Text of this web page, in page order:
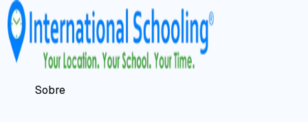
Sobre